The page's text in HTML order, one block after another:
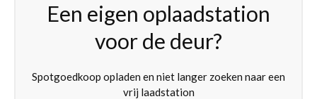
Een eigen oplaadstation
voor de deur?
Spotgoedkoop opladen en niet langer zoeken naar een
vrij laadstation